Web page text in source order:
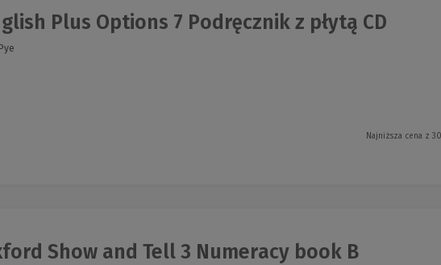
Plus Options 7 Podręcznik z płytą CD
Najniższa cena z
Show and Tell 3 Numeracy book B